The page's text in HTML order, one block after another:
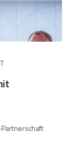
Partnerschaft